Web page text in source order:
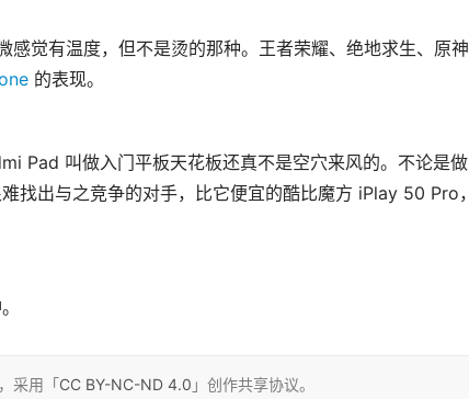
觉有温度，但不是烫的那种。王者荣耀、绝地求生、原
的表现。
Pad 叫做入门平板天花板还真不是空穴来风的。不论是做
找出与之竞争的对手，比它便宜的酷比魔方 iPlay 50 Pro
采用「CC BY-NC-ND 4.0 」创作共享协议。